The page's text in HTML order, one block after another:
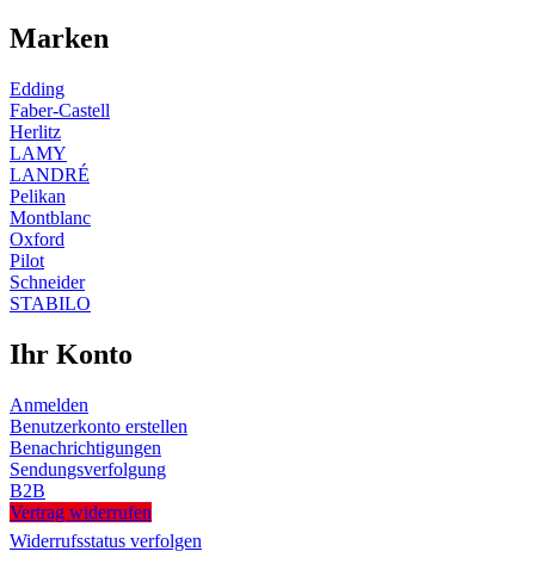
Marken
Edding
Faber-Castell
Herlitz
LAMY
LANDRÉ
Pelikan
Montblanc
Oxford
Pilot
Schneider
STABILO
Ihr Konto
Anmelden
Benutzerkonto erstellen
Benachrichtigungen
Sendungsverfolgung
B2B
Vertrag widerrufen
Widerrufsstatus verfolgen